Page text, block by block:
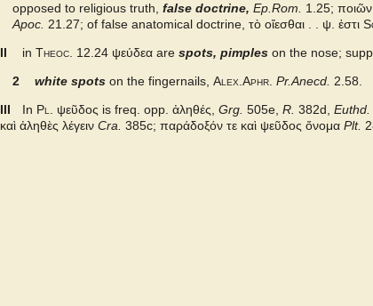
Slater Pindar
Autenrieth Homer
opposed to religious truth, false doctrine, Ep.Rom. 1.25; ποιῶν
Apoc. 21.27; of false anatomical doctrine, τὸ οἴεσθαι . . ψ. ἐστι
II
in Theoc. 12.24 ψεύδεα are spots, pimples on the nose;
2
white spots on the fingernails, Alex.Aphr. Pr.Anecd. 2.58.
III
In Pl. ψεῦδος is freq. opp. ἀληθές, Grg. 505e, R. 382d, Euthd.
καὶ ἀληθὲς λέγειν Cra. 385c; παράδοξόν τε καὶ ψεῦδος ὄνομα Plt.